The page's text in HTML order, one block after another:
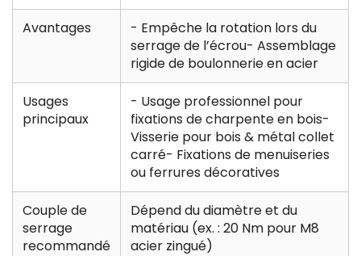
Avantages
- Empêche la rotation lors du
serrage de l’écrou- Assemblage
rigide de boulonnerie en acier
Usages
principaux
- Usage professionnel pour
fixations de charpente en bois-
Visserie pour bois & métal collet
carré- Fixations de menuiseries
ou ferrures décoratives
Couple de
serrage
recommandé
Dépend du diamètre et du
matériau (ex. : 20 Nm pour M8
acier zingué)